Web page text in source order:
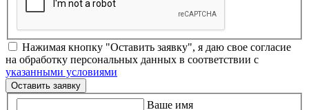
Нажимая кнопку "Оставить заявку", я даю свое согласие
на обработку персональных данных в соответствии с
указанными условиями
Оставить заявку
Ваше имя